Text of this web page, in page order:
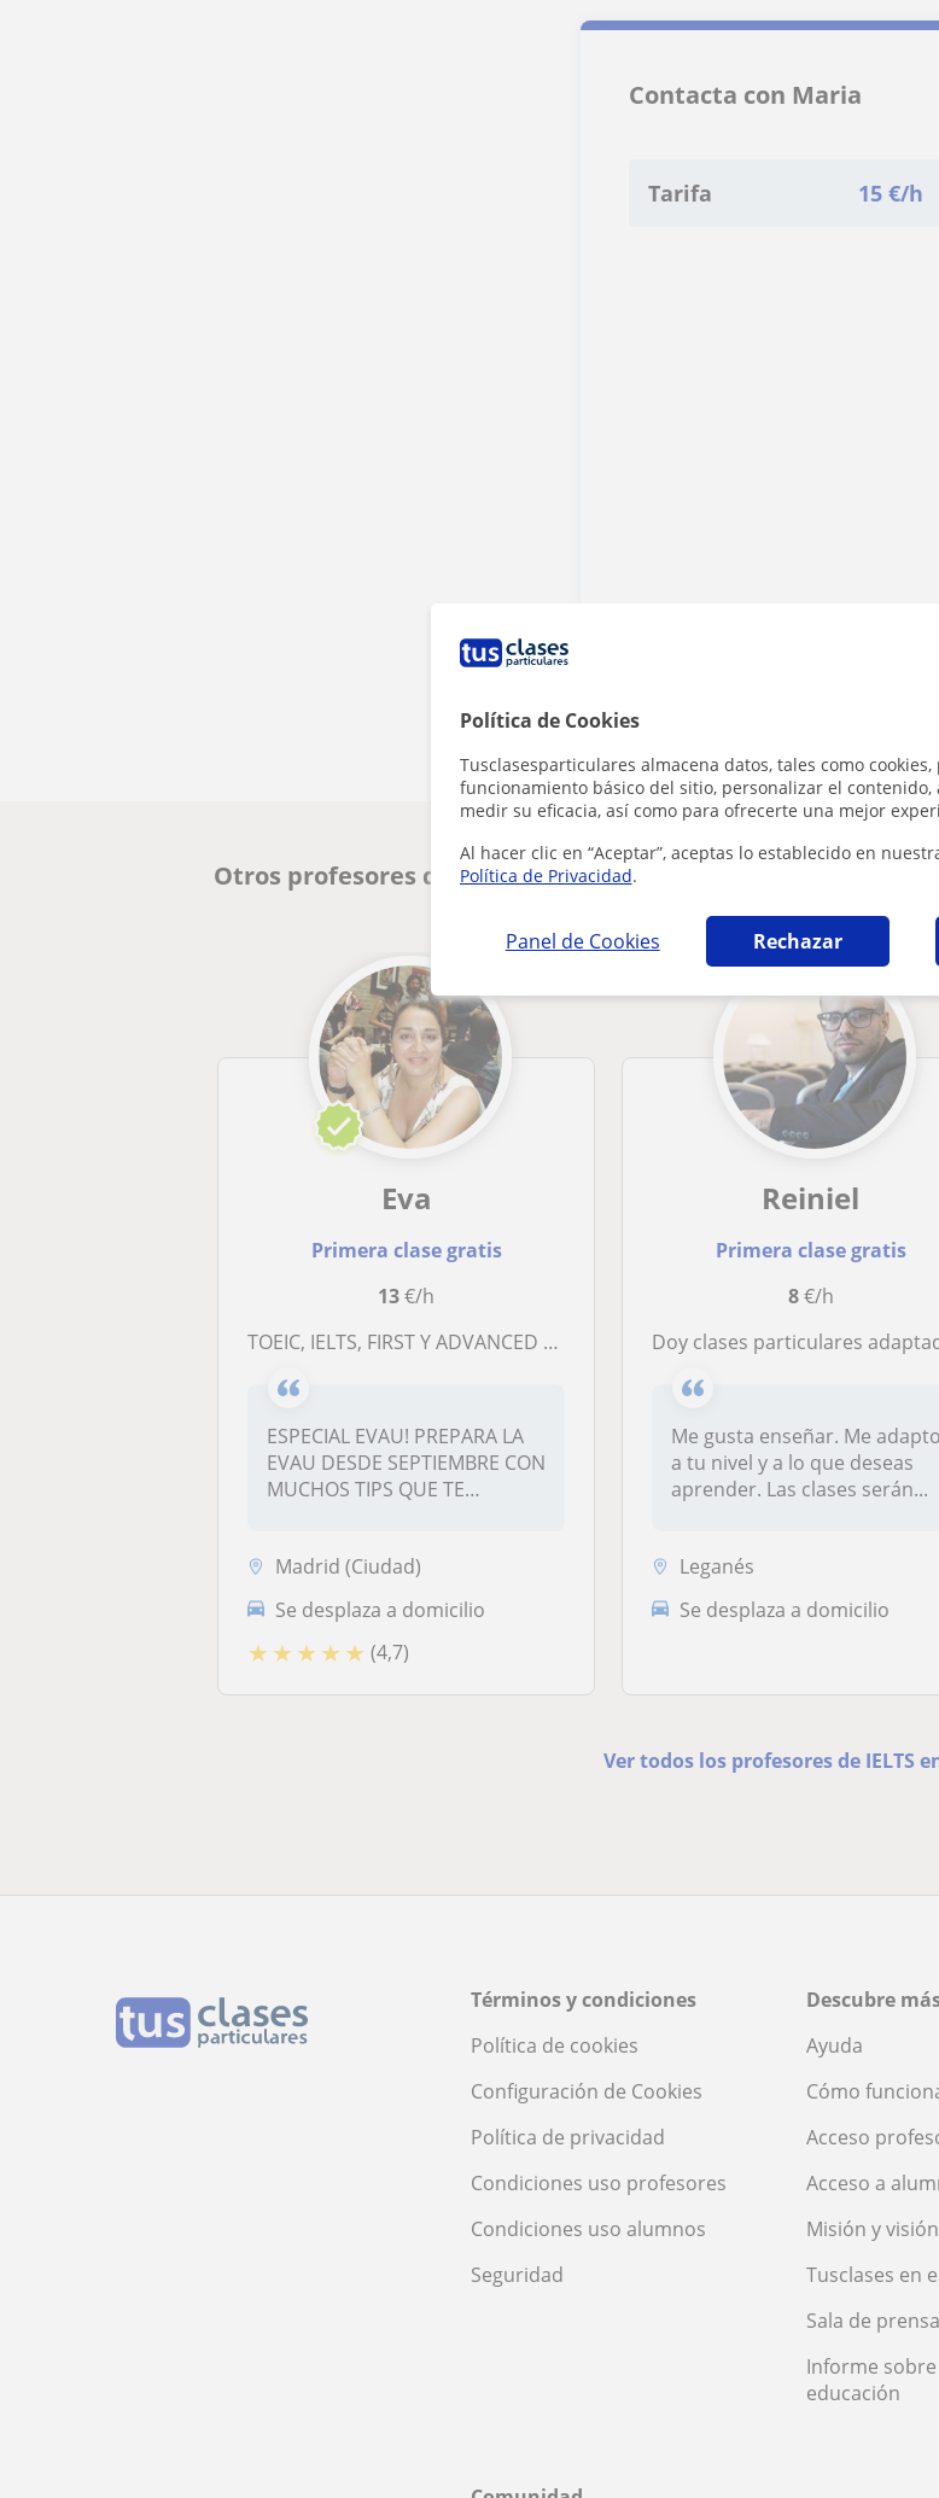
Política de Cookies
Tusclasesparticulares almacena datos, tales como
funcionamiento básico del sitio, personalizar el contenido,
medir su eficacia, así como para ofrecerte una mejor
Al hacer clic en “Aceptar”, aceptas lo establecido en
Política de Privacidad.
Panel de Cookies Rechazar
Contacta con Maria
Tarifa 15 €/h
Otros profesores de IELTS en Madrid que pueden interesarte
Eva
Primera clase gratis
13€/h
TOEIC, IELTS, FIRST Y ADVANCED zona Retiro y centro
ESPECIAL EVAU! PREPARA LA
EVAU DESDE SEPTIEMBRE CON
MUCHOS TIPS QUE TE
Madrid (Ciudad)
Se desplaza a domicilio
★ ★ ★ ★ ★ (4,7)
Reiniel
Primera clase gratis
8€/h
Doy clases particulares adaptadas al nivel de cada
Me gusta enseñar. Me adapto
a tu nivel y a lo que deseas
aprender. Las clases serán...
Leganés
Se desplaza a domicilio
Ver todos los profesores de IELTS
Términos y condiciones
Política de cookies
Configuración de Cookies
Política de privacidad
Condiciones uso profesores
Condiciones uso alumnos
Seguridad
Descubre
Ayuda
Cómo
Acceso
Acceso a
Misión y visión
Tusclases en
Sala de prensa
Informe
educación